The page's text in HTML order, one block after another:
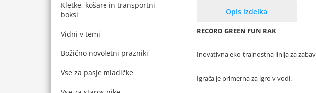
Kletke, košare in transportni
boksi
Vidni v temi
Božično novoletni prazniki
Vse za pasje mladičke
Opis izdelka
RECORD GREEN FUN RAK
Inovativna eko-trajnostna linija za
Igrača je primerna za igro v vodi.